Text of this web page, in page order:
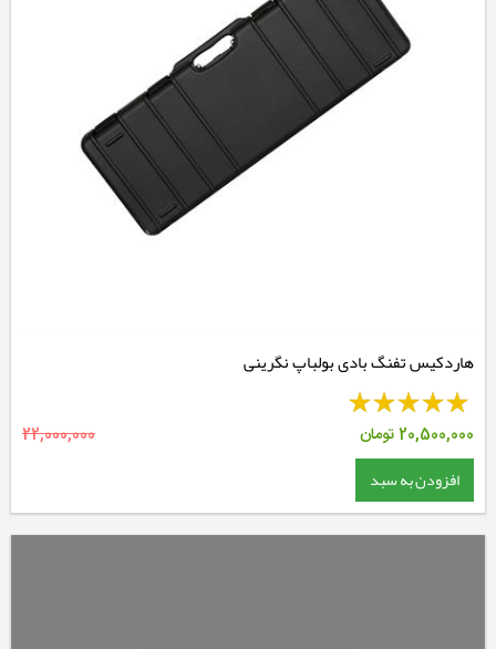
هاردکیس تفنگ بادی بولباپ نگرینی
20,500,000تومان 22,000,000
افزودن به سبد